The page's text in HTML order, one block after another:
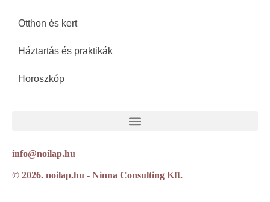
Otthon és kert
Háztartás és praktikák
Horoszkóp
info@noilap.hu
© 2026. noilap.hu - Ninna Consulting Kft.